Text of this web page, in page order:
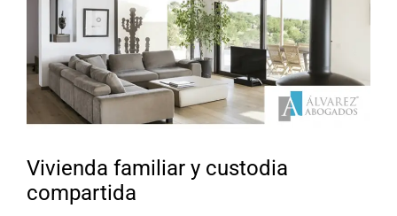
Vivienda familiar y custodia
compartida